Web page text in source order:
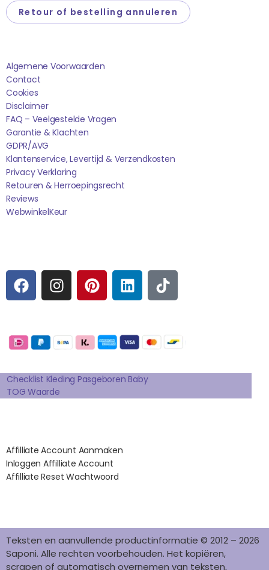
Retour of bestelling annuleren
Algemene Voorwaarden
Contact
Cookies
Disclaimer
FAQ – Veelgestelde Vragen
Garantie & Klachten
GDPR/AVG
Klantenservice, Levertijd & Verzendkosten
Privacy Verklaring
Retouren & Herroepingsrecht
Reviews
WebwinkelKEur
F
A
C
B
O
O
K
I
N
S
A
R
A
M
P
I
N
E
R
E
S
T
L
I
N
E
D
I
N
T
I
K
O
K
Checklist Kleding Pasgeboren Baby
TOG Waarde
Affilliate Account Aanmaken
Inloggen Affilliate Account
Affilliate Reset Wachtwoord
Teksten en aanvullende productinformatie © 2012 – 2026
Saponi. Alle rechten voorbehouden. Het kopiëren,
scrapen of automatisch overnemen van teksten,